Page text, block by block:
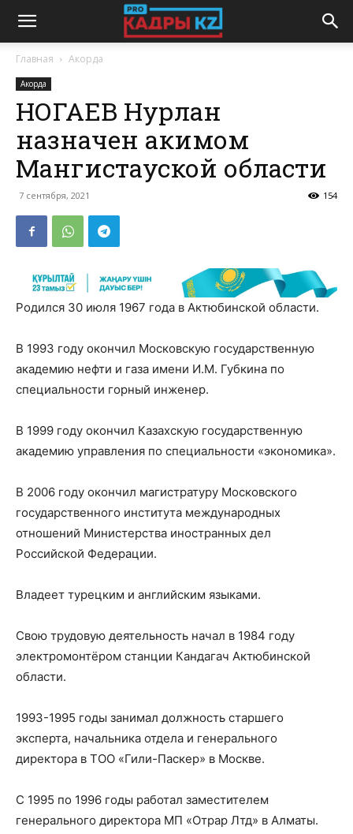
Главная Акорда
Акорда
НОГАЕВ Нурлан
назначен акимом
Мангистауской области
7 сентября, 2021 154
Родился 30 июля 1967 года в Актюбинской области.
В 1993 году окончил Московскую государственную
академию нефти и газа имени И.М. Губкина по
специальности горный инженер.
В 1999 году окончил Казахскую государственную
академию управления по специальности «экономика».
В 2006 году окончил магистратуру Московского
государственного института международных
отношений Министерства иностранных дел
Российской Федерации.
Владеет турецким и английским языками.
Свою трудовую деятельность начал в 1984 году
электромонтёром станции Кандагач Актюбинской
области.
1993-1995 годы занимал должность старшего
эксперта, начальника отдела и генерального
директора в ТОО «Гили-Паскер» в Москве.
С 1995 по 1996 годы работал заместителем
генерального директора МП «Отрар Лтд» в Алматы.